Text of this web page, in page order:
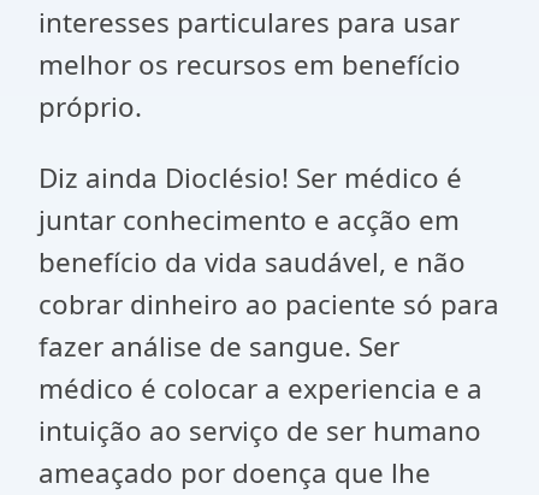
interesses particulares para usar
melhor os recursos em benefício
próprio.
Diz ainda Dioclésio! Ser médico é
juntar conhecimento e acção em
benefício da vida saudável, e não
cobrar dinheiro ao paciente só para
fazer análise de sangue. Ser
médico é colocar a experiencia e a
intuição ao serviço de ser humano
ameaçado por doença que lhe